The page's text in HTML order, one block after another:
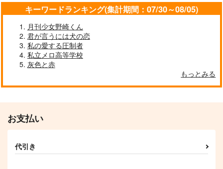
キーワードランキング(集計期間：07/30～08/05)
月刊少女野崎くん
君が言うには犬の恋
私の愛する圧制者
私立メロ高等学校
灰色と赤
もっとみる
お支払い
代引き